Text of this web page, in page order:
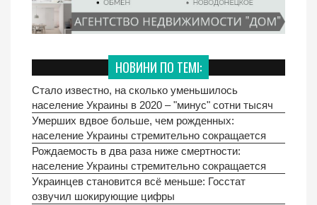
НОВИНИ ПО ТЕМІ:
Стало известно, на сколько уменьшилось
население Украины в 2020 – "минус" сотни тысяч
Умерших вдвое больше, чем рожденных:
население Украины стремительно сокращается
Рождаемость в два раза ниже смертности:
население Украины стремительно сокращается
Украинцев становится всё меньше: Госстат
озвучил шокирующие цифры